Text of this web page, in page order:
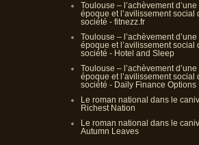
Toulouse – l’achèvement d’une
époque et l’avilissement social
société - fitnezz.fr
Toulouse – l’achèvement d’une
époque et l’avilissement social
société - Hotel and Sleep
Toulouse – l’achèvement d’une
époque et l’avilissement social
société - Daily Finance Options
Le roman national dans le
Richest Nation
Le roman national dans le
Autumn Leaves